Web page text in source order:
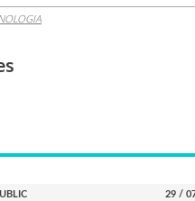
29 /